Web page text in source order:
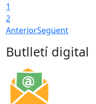
1
2
AnteriorSegüent
Butlletí digital